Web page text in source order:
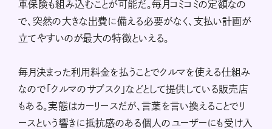
車保険も組み込むことが可能だ。毎月コミコミの定額なの
で、突然の大きな出費に備える必要がなく、支払い計画が
立てやすいのが最大の特徴といえる。
毎月決まった利用料金を払うことでクルマを使える仕組み
なので「クルマのサブスク」などとして提供している販売店
もある。実態はカーリースだが、言葉を言い換えることでリ
ースという響きに抵抗感のある個人のユーザーにも受け入